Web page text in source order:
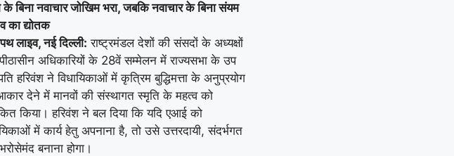
बिना नवाचार जोखिम भरा, जबकि नवाचार के बिना संयम
का द्योतक
लाइव, नई दिल्ली: राष्ट्रमंडल देशों की संसदों के अध्यक्षों
अधिकारियों के 28वें सम्मेलन में राज्यसभा के उप
हरिवंश ने विधायिकाओं में कृत्रिम बुद्धिमत्ता के अनुप्रयोग
देने में मानवों की संस्थागत स्मृति के महत्व को
किया। हरिवंश ने बल दिया कि यदि एआई को
में कार्य हेतु अपनाना है, तो उसे उत्तरदायी, संदर्भगत
बनाना होगा।